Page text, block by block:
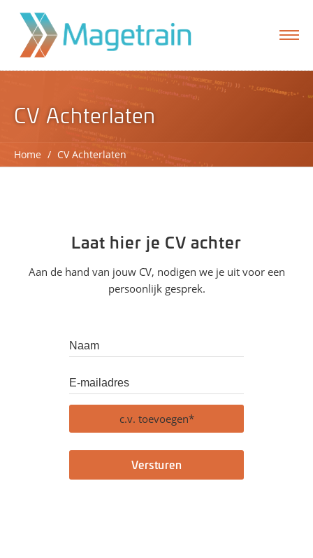
CV Achterlaten
Home / CV Achterlaten
Laat hier je CV achter
Aan de hand van jouw CV, nodigen we je uit voor een
persoonlijk gesprek.
c.v. toevoegen*